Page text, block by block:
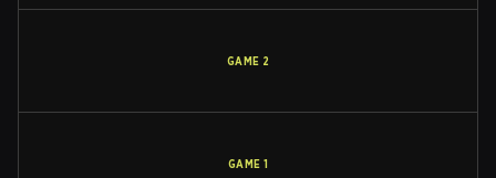
GAME 2
GAME 1